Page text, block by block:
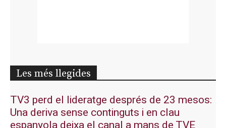
Les més llegides
TV3 perd el lideratge després de 23 mesos:
Una deriva sense continguts i en clau